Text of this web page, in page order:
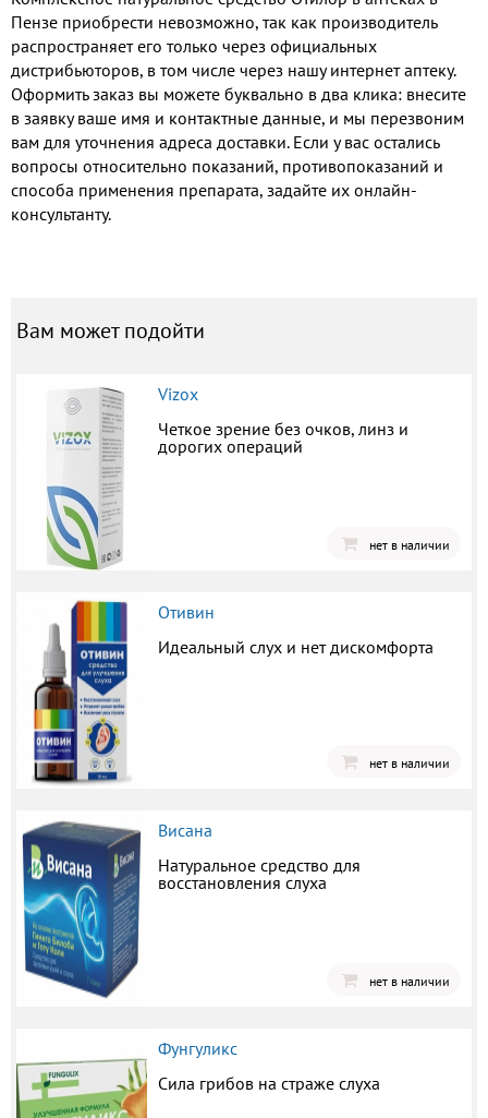
Пензе приобрести невозможно, так как производитель
распространяет его только через официальных
дистрибьюторов, в том числе через нашу интернет аптеку.
Оформить заказ вы можете буквально в два клика: внесите
в заявку ваше имя и контактные данные, и мы перезвоним
вам для уточнения адреса доставки. Если у вас остались
вопросы относительно показаний, противопоказаний и
способа применения препарата, задайте их онлайн-
консультанту.
Вам может подойти
Vizox
Четкое зрение без очков, линз и
дорогих операций
нет в наличии
Отивин
Идеальный слух и нет дискомфорта
нет в наличии
Висана
Натуральное средство для
восстановления слуха
нет в наличии
Фунгуликс
Сила грибов на страже слуха